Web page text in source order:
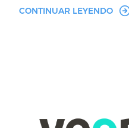
CONTINUAR LEYENDO